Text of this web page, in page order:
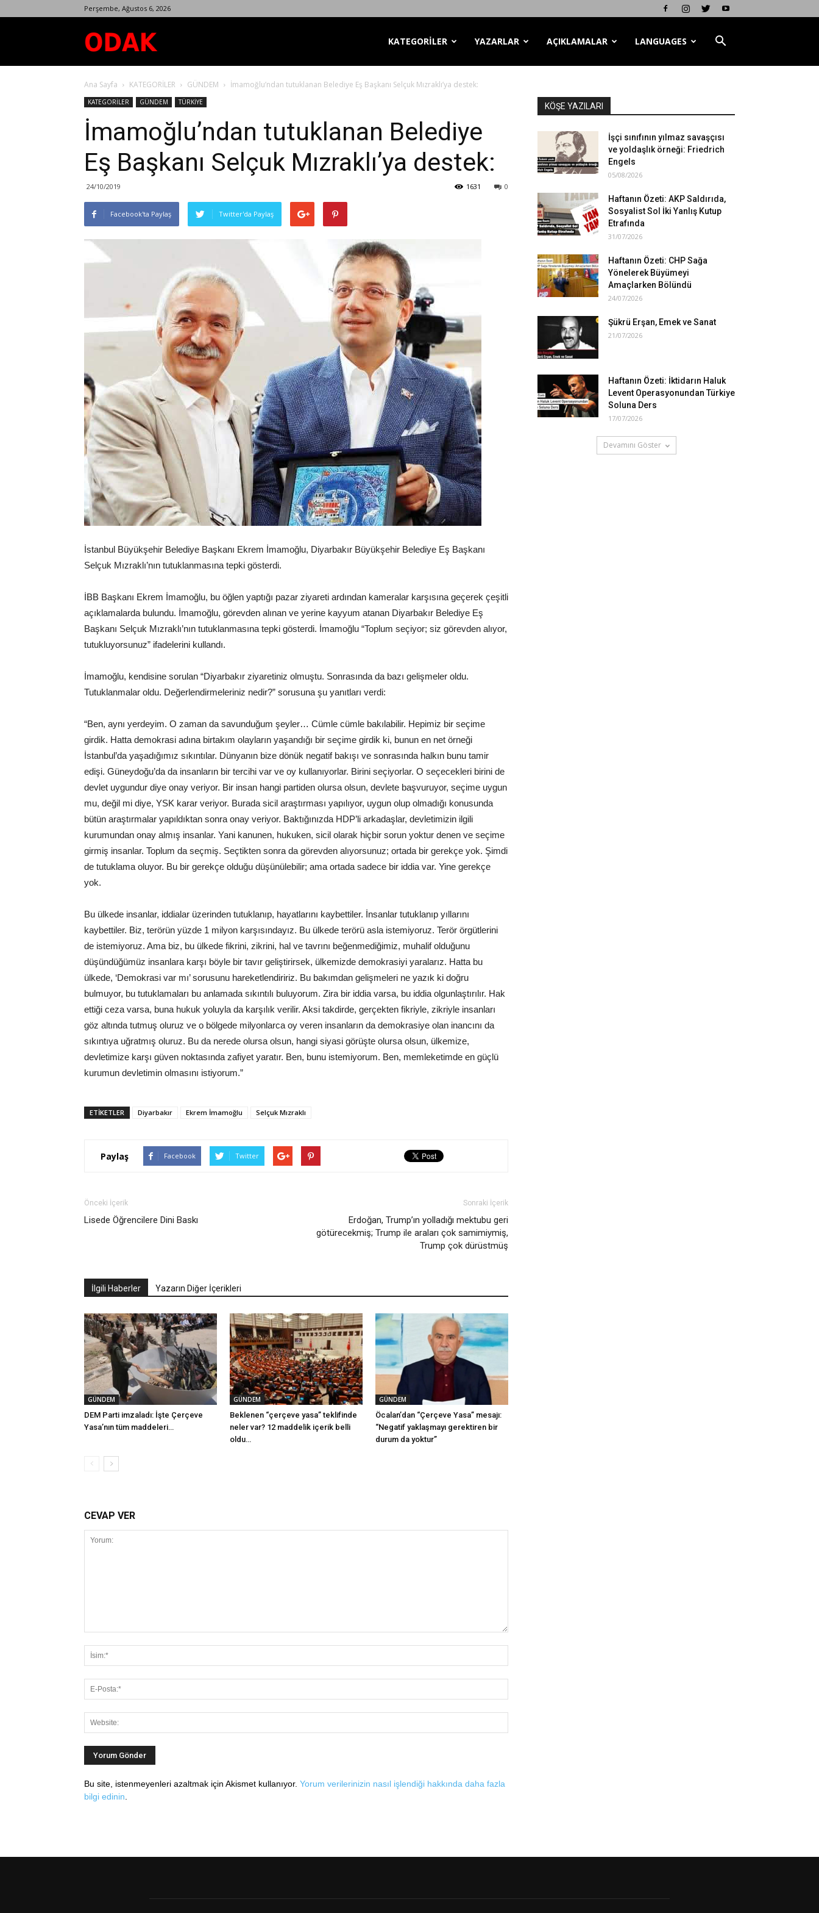
Perşembe, Ağustos 6, 2026
Dergisi
KATEGORİLER YAZARLAR AÇIKLAMALAR LANGUAGES
Ana Sayfa KATEGORİLER GÜNDEM İmamoğlu’ndan tutuklanan Belediye Eş Başkanı Selçuk Mızraklı’ya destek:
KATEGORİLER GÜNDEM TÜRKİYE
İmamoğlu’ndan tutuklanan Belediye
Eş Başkanı Selçuk Mızraklı’ya destek:
24/10/2019 0
1631
Facebook'ta Paylaş Twitter'da Paylaş
İstanbul Büyükşehir Belediye Başkanı Ekrem İmamoğlu, Diyarbakır Büyükşehir Belediye Eş Başkanı
Selçuk Mızraklı’nın tutuklanmasına tepki gösterdi.
İBB Başkanı Ekrem İmamoğlu, bu öğlen yaptığı pazar ziyareti ardından kameralar karşısına geçerek çeşitli
açıklamalarda bulundu. İmamoğlu, görevden alınan ve yerine kayyum atanan Diyarbakır Belediye Eş
Başkanı Selçuk Mızraklı’nın tutuklanmasına tepki gösterdi. İmamoğlu “Toplum seçiyor; siz görevden alıyor,
tutukluyorsunuz” ifadelerini kullandı.
İmamoğlu, kendisine sorulan “Diyarbakır ziyaretiniz olmuştu. Sonrasında da bazı gelişmeler oldu.
Tutuklanmalar oldu. Değerlendirmeleriniz nedir?” sorusuna şu yanıtları verdi:
“Ben, aynı yerdeyim. O zaman da savunduğum şeyler… Cümle cümle bakılabilir. Hepimiz bir seçime
girdik. Hatta demokrasi adına birtakım olayların yaşandığı bir seçime girdik ki, bunun en net örneği
İstanbul’da yaşadığımız sıkıntılar. Dünyanın bize dönük negatif bakışı ve sonrasında halkın bunu tamir
edişi. Güneydoğu’da da insanların bir tercihi var ve oy kullanıyorlar. Birini seçiyorlar. O seçecekleri birini de
devlet uygundur diye onay veriyor. Bir insan hangi partiden olursa olsun, devlete başvuruyor, seçime uygun
mu, değil mi diye, YSK karar veriyor. Burada sicil araştırması yapılıyor, uygun olup olmadığı konusunda
bütün araştırmalar yapıldıktan sonra onay veriyor. Baktığınızda HDP’li arkadaşlar, devletimizin ilgili
kurumundan onay almış insanlar. Yani kanunen, hukuken, sicil olarak hiçbir sorun yoktur denen ve seçime
girmiş insanlar. Toplum da seçmiş. Seçtikten sonra da görevden alıyorsunuz; ortada bir gerekçe yok. Şimdi
de tutuklama oluyor. Bu bir gerekçe olduğu düşünülebilir; ama ortada sadece bir iddia var. Yine gerekçe
yok.
Bu ülkede insanlar, iddialar üzerinden tutuklanıp, hayatlarını kaybettiler. İnsanlar tutuklanıp yıllarını
kaybettiler. Biz, terörün yüzde 1 milyon karşısındayız. Bu ülkede terörü asla istemiyoruz. Terör örgütlerini
de istemiyoruz. Ama biz, bu ülkede fikrini, zikrini, hal ve tavrını beğenmediğimiz, muhalif olduğunu
düşündüğümüz insanlara karşı böyle bir tavır geliştirirsek, ülkemizde demokrasiyi yaralarız. Hatta bu
ülkede, ‘Demokrasi var mı’ sorusunu hareketlendiririz. Bu bakımdan gelişmeleri ne yazık ki doğru
bulmuyor, bu tutuklamaları bu anlamada sıkıntılı buluyorum. Zira bir iddia varsa, bu iddia olgunlaştırılır. Hak
ettiği ceza varsa, buna hukuk yoluyla da karşılık verilir. Aksi takdirde, gerçekten fikriyle, zikriyle insanları
göz altında tutmuş oluruz ve o bölgede milyonlarca oy veren insanların da demokrasiye olan inancını da
sıkıntıya uğratmış oluruz. Bu da nerede olursa olsun, hangi siyasi görüşte olursa olsun, ülkemize,
devletimize karşı güven noktasında zafiyet yaratır. Ben, bunu istemiyorum. Ben, memleketimde en güçlü
kurumun devletimin olmasını istiyorum.”
ETIKETLER Diyarbakır Ekrem İmamoğlu Selçuk Mızraklı
Paylaş Facebook Twitter
Önceki İçerik
Lisede Öğrencilere Dini Baskı
Sonraki İçerik
Erdoğan, Trump’ın yolladığı mektubu geri
götürecekmiş; Trump ile araları çok samimiymiş,
Trump çok dürüstmüş
İlgili Haberler Yazarın Diğer İçerikleri
GÜNDEM
DEM Parti imzaladı: İşte Çerçeve
Yasa’nın tüm maddeleri…
GÜNDEM
Beklenen “çerçeve yasa” teklifinde
neler var? 12 maddelik içerik belli
oldu…
GÜNDEM
Öcalan’dan “Çerçeve Yasa” mesajı:
“Negatif yaklaşmayı gerektiren bir
durum da yoktur”
CEVAP VER
Bu site, istenmeyenleri azaltmak için Akismet kullanıyor. Yorum verilerinizin nasıl işlendiği hakkında daha fazla
bilgi edinin
KÖŞE YAZILARI
İşçi sınıfının yılmaz savaşçısı
ve yoldaşlık örneği: Friedrich
Engels
05/08/2026
Haftanın Özeti: AKP Saldırıda,
Sosyalist Sol İki Yanlış Kutup
Etrafında
31/07/2026
Haftanın Özeti: CHP Sağa
Yönelerek Büyümeyi
Amaçlarken Bölündü
24/07/2026
Şükrü Erşan, Emek ve Sanat
21/07/2026
Haftanın Özeti: İktidarın Haluk
Levent Operasyonundan Türkiye
Soluna Ders
17/07/2026
Devamını Göster